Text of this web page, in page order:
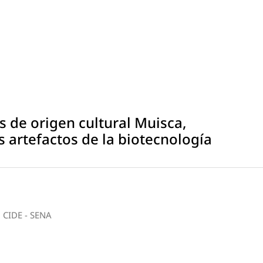
de origen cultural Muisca,
artefactos de la biotecnología
- SENA